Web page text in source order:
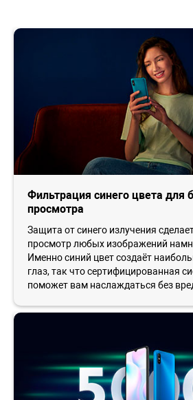
Фильтрация синего цвета для
просмотра
Защита от синего излучения
просмотр любых изображений
Именно синий цвет создаёт
глаз, так что сертифицированная
поможет вам наслаждаться без